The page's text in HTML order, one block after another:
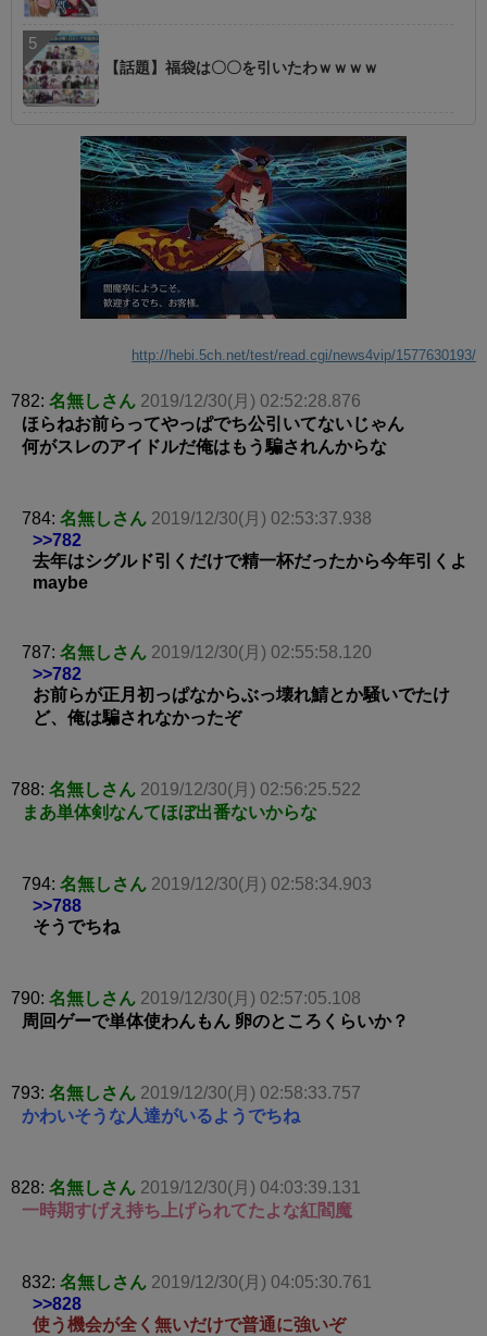
【話題】福袋は〇〇を引いたわｗｗｗｗ
http://hebi.5ch.net/test/read.cgi/news4vip/1577630193/
782: 名無しさん 2019/12/30(月) 02:52:28.876
ほらねお前らってやっぱでち公引いてないじゃん
何がスレのアイドルだ俺はもう騙されんからな
784: 名無しさん 2019/12/30(月) 02:53:37.938
>>782
去年はシグルド引くだけで精一杯だったから今年引くよ
maybe
787: 名無しさん 2019/12/30(月) 02:55:58.120
>>782
お前らが正月初っぱなからぶっ壊れ鯖とか騒いでたけ
ど、俺は騙されなかったぞ
788: 名無しさん 2019/12/30(月) 02:56:25.522
まあ単体剣なんてほぼ出番ないからな
794: 名無しさん 2019/12/30(月) 02:58:34.903
>>788
そうでちね
790: 名無しさん 2019/12/30(月) 02:57:05.108
周回ゲーで単体使わんもん 卵のところくらいか？
793: 名無しさん 2019/12/30(月) 02:58:33.757
かわいそうな人達がいるようでちね
828: 名無しさん 2019/12/30(月) 04:03:39.131
一時期すげえ持ち上げられてたよな紅閻魔
832: 名無しさん 2019/12/30(月) 04:05:30.761
>>828
使う機会が全く無いだけで普通に強いぞ